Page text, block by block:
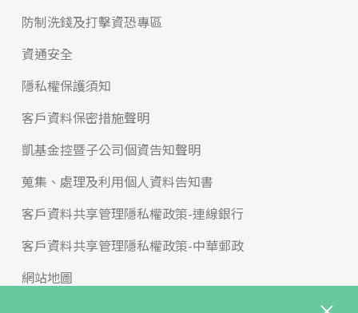
防制洗錢及打擊資恐專區
資通安全
隱私權保護須知
客戶資料保密措施聲明
凱基金控暨子公司個資告知聲明
蒐集、處理及利用個人資料告知書
客戶資料共享管理隱私權政策-連線銀行
客戶資料共享管理隱私權政策-中華郵政
網站地圖